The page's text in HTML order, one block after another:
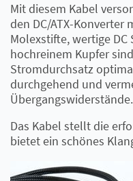
Mit diesem Kabel
den DC/ATX-Konverter
Molexstifte, wertige DC
hochreinem Kupfer
Stromdurchsatz
durchgehend und
Übergangswiderstände.
Das Kabel stellt die
bietet ein schönes